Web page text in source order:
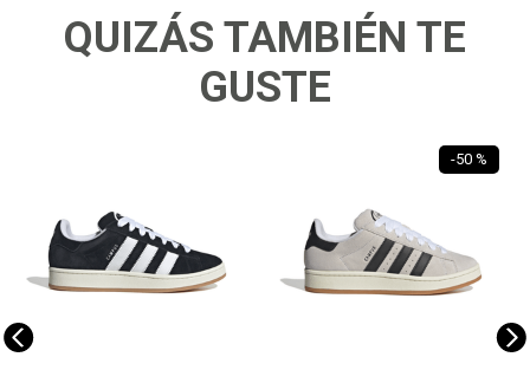
QUIZÁS TAMBIÉN TE
GUSTE
-50 %